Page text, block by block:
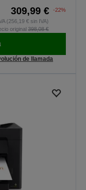
309,99 €
-22%
(256,19 € sin IVA)
original 398,08 €
de llamada